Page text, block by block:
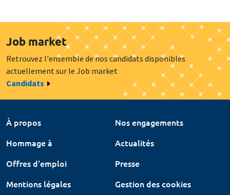
Job market
Retrouvez l'ensemble de nos candidats disponibles
actuellement sur le Job market
Candidats
À propos
Nos engagements
Hommage à
Actualités
Offres d'emploi
Presse
Mentions légales
Gestion des cookies